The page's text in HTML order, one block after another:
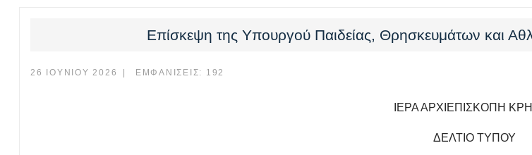
Επίσκεψη της Υπουργού Παιδείας, Θρησκευμάτων και
26 ΙΟΥΝΊΟΥ 2026 ΕΜΦΑΝΊΣΕΙΣ: 192
ΙΕΡΑ ΑΡΧΙΕΠΙΣΚΟΠΗ
ΔΕΛΤΙΟ ΤΥΠΟΥ